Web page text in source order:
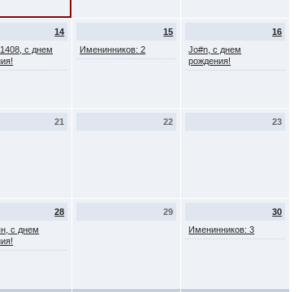
14
с днем
15
Именинников: 2
16
Jo#n, с днем
рождения!
21 22 23
28
с днем
29
30
Именинников: 3